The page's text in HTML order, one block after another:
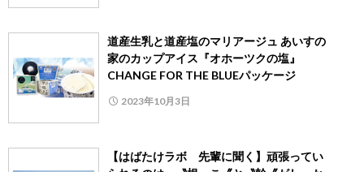
道産生乳と道産塩のマリアージュ あいすの
家のカップアイス『オホーツクの塩』
CHANGE FOR THE BLUEパッケージ
2023年10月3日
【はばたけラボ 先輩に聞く】頑張ってい